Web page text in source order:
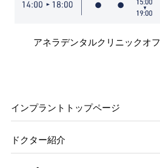
アネラデンタルクリニックオ
インプラントトップページ
ドクター紹介